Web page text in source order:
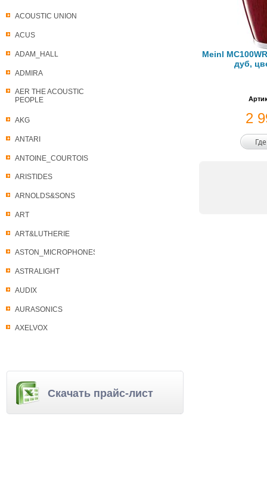
ACOUSTIC UNION
ACUS
ADAM_HALL
ADMIRA
AER THE ACOUSTIC
PEOPLE
AKG
ANTARI
ANTOINE_COURTOIS
ARISTIDES
ARNOLDS&SONS
ART
ART&LUTHERIE
ASTON_MICROPHONES
ASTRALIGHT
AUDIX
AURASONICS
AXELVOX
Скачать прайс-лист
Meinl
дуб,
2